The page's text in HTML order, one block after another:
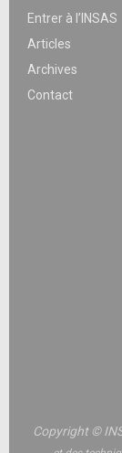
Entrer à l’INSAS
Articles
Archives
Contact
Copyright ©